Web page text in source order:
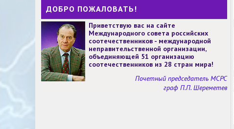
ДОБРО ПОЖАЛОВАТЬ!
Приветствую вас на сайте
Международного совета российских
соотечественников - международной
неправительственной организации,
объединяющей 51 организацию
соотечественников из 28 стран мира!
Почетный председатель МСРС
граф П.П. Шереметев